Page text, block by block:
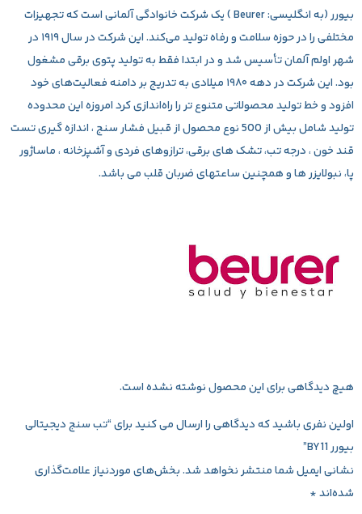
بیورر (به انگلیسی: Beurer ) یک شرکت خانوادگی آلمانی است که تجهیزات
مختلفی را در حوزه سلامت و رفاه تولید می‌کند. این شرکت در سال ۱۹۱۹ در
شهر اولم آلمان تأسیس شد و در ابتدا فقط به تولید پتوی برقی مشغول
بود. این شرکت در دهه ۱۹۸۰ میلادی به تدریج بر دامنه فعالیت‌های خود
افزود و خط تولید محصولاتی متنوع تر را راه‌اندازی کرد امروزه این محدوده
تولید شامل بیش از 500 نوع محصول از قبیل فشار سنج ، اندازه گیری تست
قند خون ، درجه تب، تشک های برقی، ترازوهای فردی و آشپزخانه ، ماساژور
پا، نبولایزر ها و همچنین ساعتهای ضربان قلب می باشد.
هیچ دیدگاهی برای این محصول نوشته نشده است.
اولین نفری باشید که دیدگاهی را ارسال می کنید برای “تب سنج دیجیتالی
بیورر BY11”
نشانی ایمیل شما منتشر نخواهد شد.بخش‌های موردنیاز علامت‌گذاری
شده‌اند*